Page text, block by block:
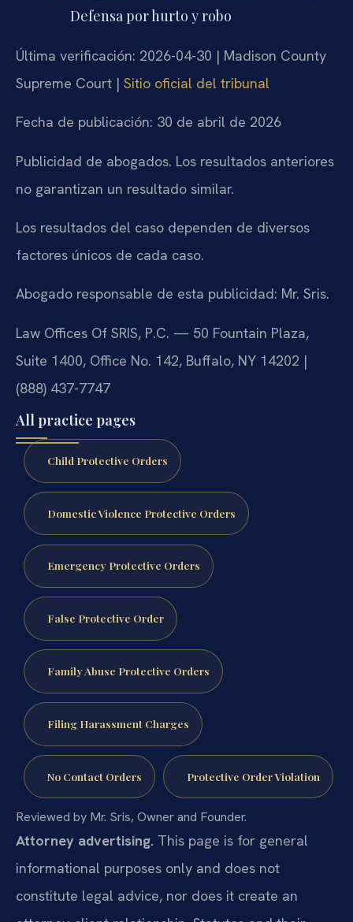
Defensa por hurto y robo
Última verificación: 2026-04-30 | Madison County
Supreme Court | Sitio oficial del tribunal
Fecha de publicación: 30 de abril de 2026
Publicidad de abogados. Los resultados anteriores
no garantizan un resultado similar.
Los resultados del caso dependen de diversos
factores únicos de cada caso.
Abogado responsable de esta publicidad: Mr. Sris.
Law Offices Of SRIS, P.C. — 50 Fountain Plaza,
Suite 1400, Office No. 142, Buffalo, NY 14202 |
(888) 437-7747
All practice pages
Child Protective Orders
Domestic Violence Protective Orders
Emergency Protective Orders
False Protective Order
Family Abuse Protective Orders
Filing Harassment Charges
No Contact Orders Protective Order Violation
Reviewed by Mr. Sris, Owner and Founder.
Attorney advertising. This page is for general
informational purposes only and does not
constitute legal advice, nor does it create an